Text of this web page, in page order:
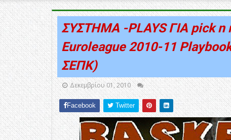
ΣΥΣΤΗΜΑ -PLAYS ΓΙΑ pick
Euroleague 2010-11
ΣΕΠΚ)
Δεκεμβρίου 01, 2010
Facebook Twitter